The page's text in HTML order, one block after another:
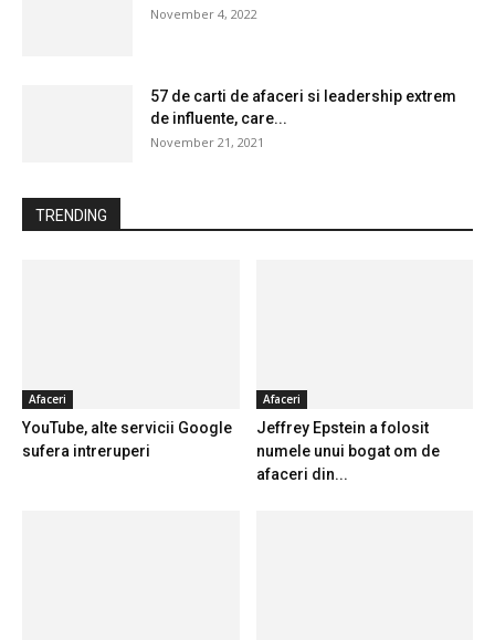
November 4, 2022
57 de carti de afaceri si leadership extrem
de influente, care...
November 21, 2021
TRENDING
Afaceri
YouTube, alte servicii Google
sufera intreruperi
Afaceri
Jeffrey Epstein a folosit
numele unui bogat om de
afaceri din...